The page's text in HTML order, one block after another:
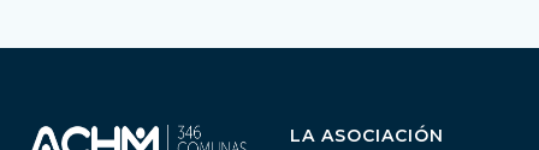
LA ASOCIACIÓN